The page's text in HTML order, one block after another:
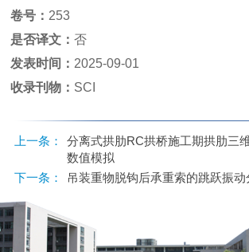
卷号： 253
是否译文：否
发表时间： 2025-09-01
收录刊物： SCI
上一条：
分离式拱肋RC拱桥施工期拱肋三
数值模拟
下一条：
吊装重物脱钩后承重索的跳跃振动